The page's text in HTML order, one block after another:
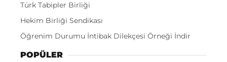
Türk Tabipler Birliği
Hekim Birliği Sendikası
Öğrenim Durumu İntibak Dilekçesi Örneği İndir
POPÜLER